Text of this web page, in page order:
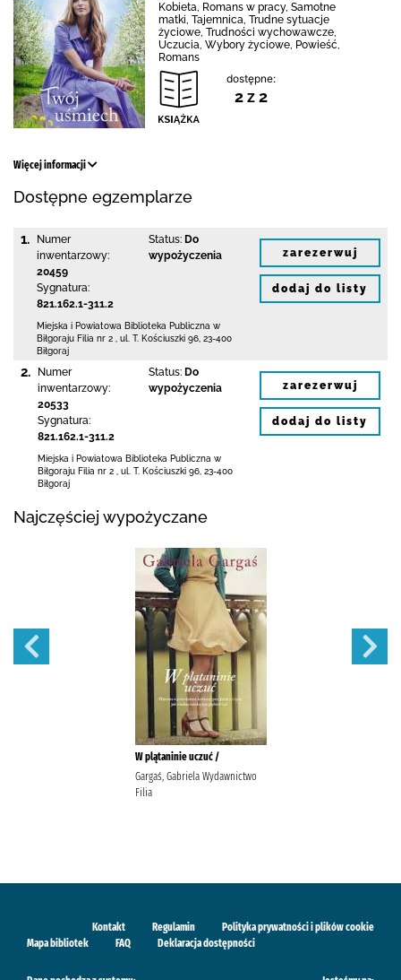
Kobieta, Romans w pracy, Samotne
matki, Tajemnica, Trudne sytuacje
życiowe, Trudności wychowawcze,
Uczucia, Wybory życiowe, Powieść,
Romans
dostępne:
2 z 2
Więcej informacji
Dostępne egzemplarze
1.
Numer
inwentarzowy:
20459
Sygnatura:
821.162.1-311.2
Status: Do
wypożyczenia
Miejska i Powiatowa Biblioteka Publiczna w
Biłgoraju Filia nr 2
ul. T. Kościuszki 96 23-400
Biłgoraj
zarezerwuj
dodaj do listy
2.
Numer
inwentarzowy:
20533
Sygnatura:
821.162.1-311.2
Status: Do
wypożyczenia
Miejska i Powiatowa Biblioteka Publiczna w
Biłgoraju Filia nr 2
ul. T. Kościuszki 96 23-400
Biłgoraj
zarezerwuj
dodaj do listy
Najczęściej wypożyczane
W plątaninie uczuć /
Gargaś, Gabriela Wydawnictwo
Filia
Kontakt Regulamin
Polityka prywatności i plików cookie
Mapa bibliotek
FAQ Deklaracja dostępności